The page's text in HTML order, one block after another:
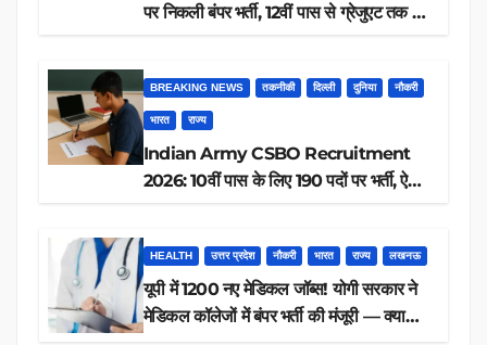
पर निकली बंपर भर्ती, 12वीं पास से ग्रेजुएट तक करें
BREAKING NEWS तकनीकी दिल्ली दुनिया नौकरी
भारत राज्य
Indian Army CSBO Recruitment
2026: 10वीं पास के लिए 190 पदों पर भर्ती, ऐसे
HEALTH उत्तर प्रदेश नौकरी भारत राज्य लखनऊ
यूपी में 1200 नए मेडिकल जॉब्स! योगी सरकार ने
मेडिकल कॉलेजों में बंपर भर्ती की मंजूरी — क्या